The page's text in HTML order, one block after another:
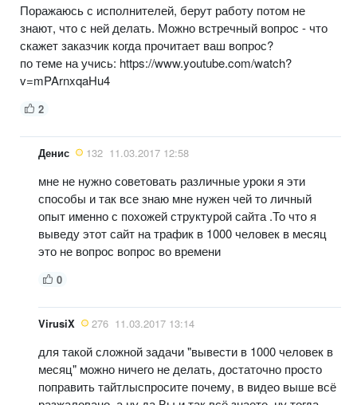
Поражаюсь с исполнителей, берут работу потом не
знают, что с ней делать. Можно встречный вопрос - что
скажет заказчик когда прочитает ваш вопрос?
по теме на учись: https://www.youtube.com/watch?
v=mPArnxqaHu4
2
Денис 132 11.03.2017 12:58
мне не нужно советовать различные уроки я эти
способы и так все знаю мне нужен чей то личный
опыт именно с похожей структурой сайта .То что я
выведу этот сайт на трафик в 1000 человек в месяц
это не вопрос вопрос во времени
0
VirusiX 276 11.03.2017 13:14
для такой сложной задачи "вывести в 1000 человек в
месяц" можно ничего не делать, достаточно просто
поправить тайтлыспросите почему, в видео выше всё